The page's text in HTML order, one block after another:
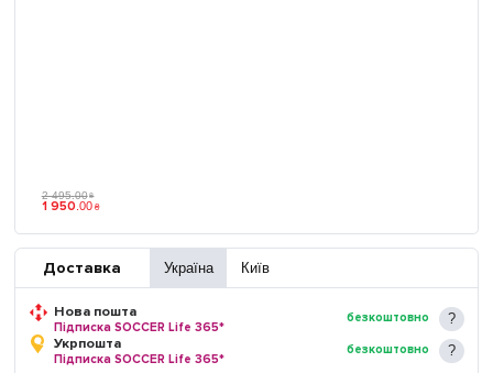
2 495.00 ₴
1 950 00 ₴
Доставка Україна Київ
Нова пошта
Підписка SOCCER Life 365*
безкоштовно
Укрпошта
Підписка SOCCER Life 365*
безкоштовно